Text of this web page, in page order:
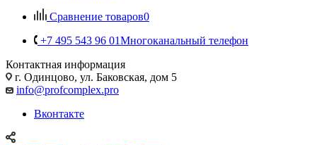
Сравнение товаров0
+7 495 543 96 01Многоканальный телефон
Контактная информация
г. Одинцово, ул. Баковская, дом 5
info@profcomplex.pro
Вконтакте